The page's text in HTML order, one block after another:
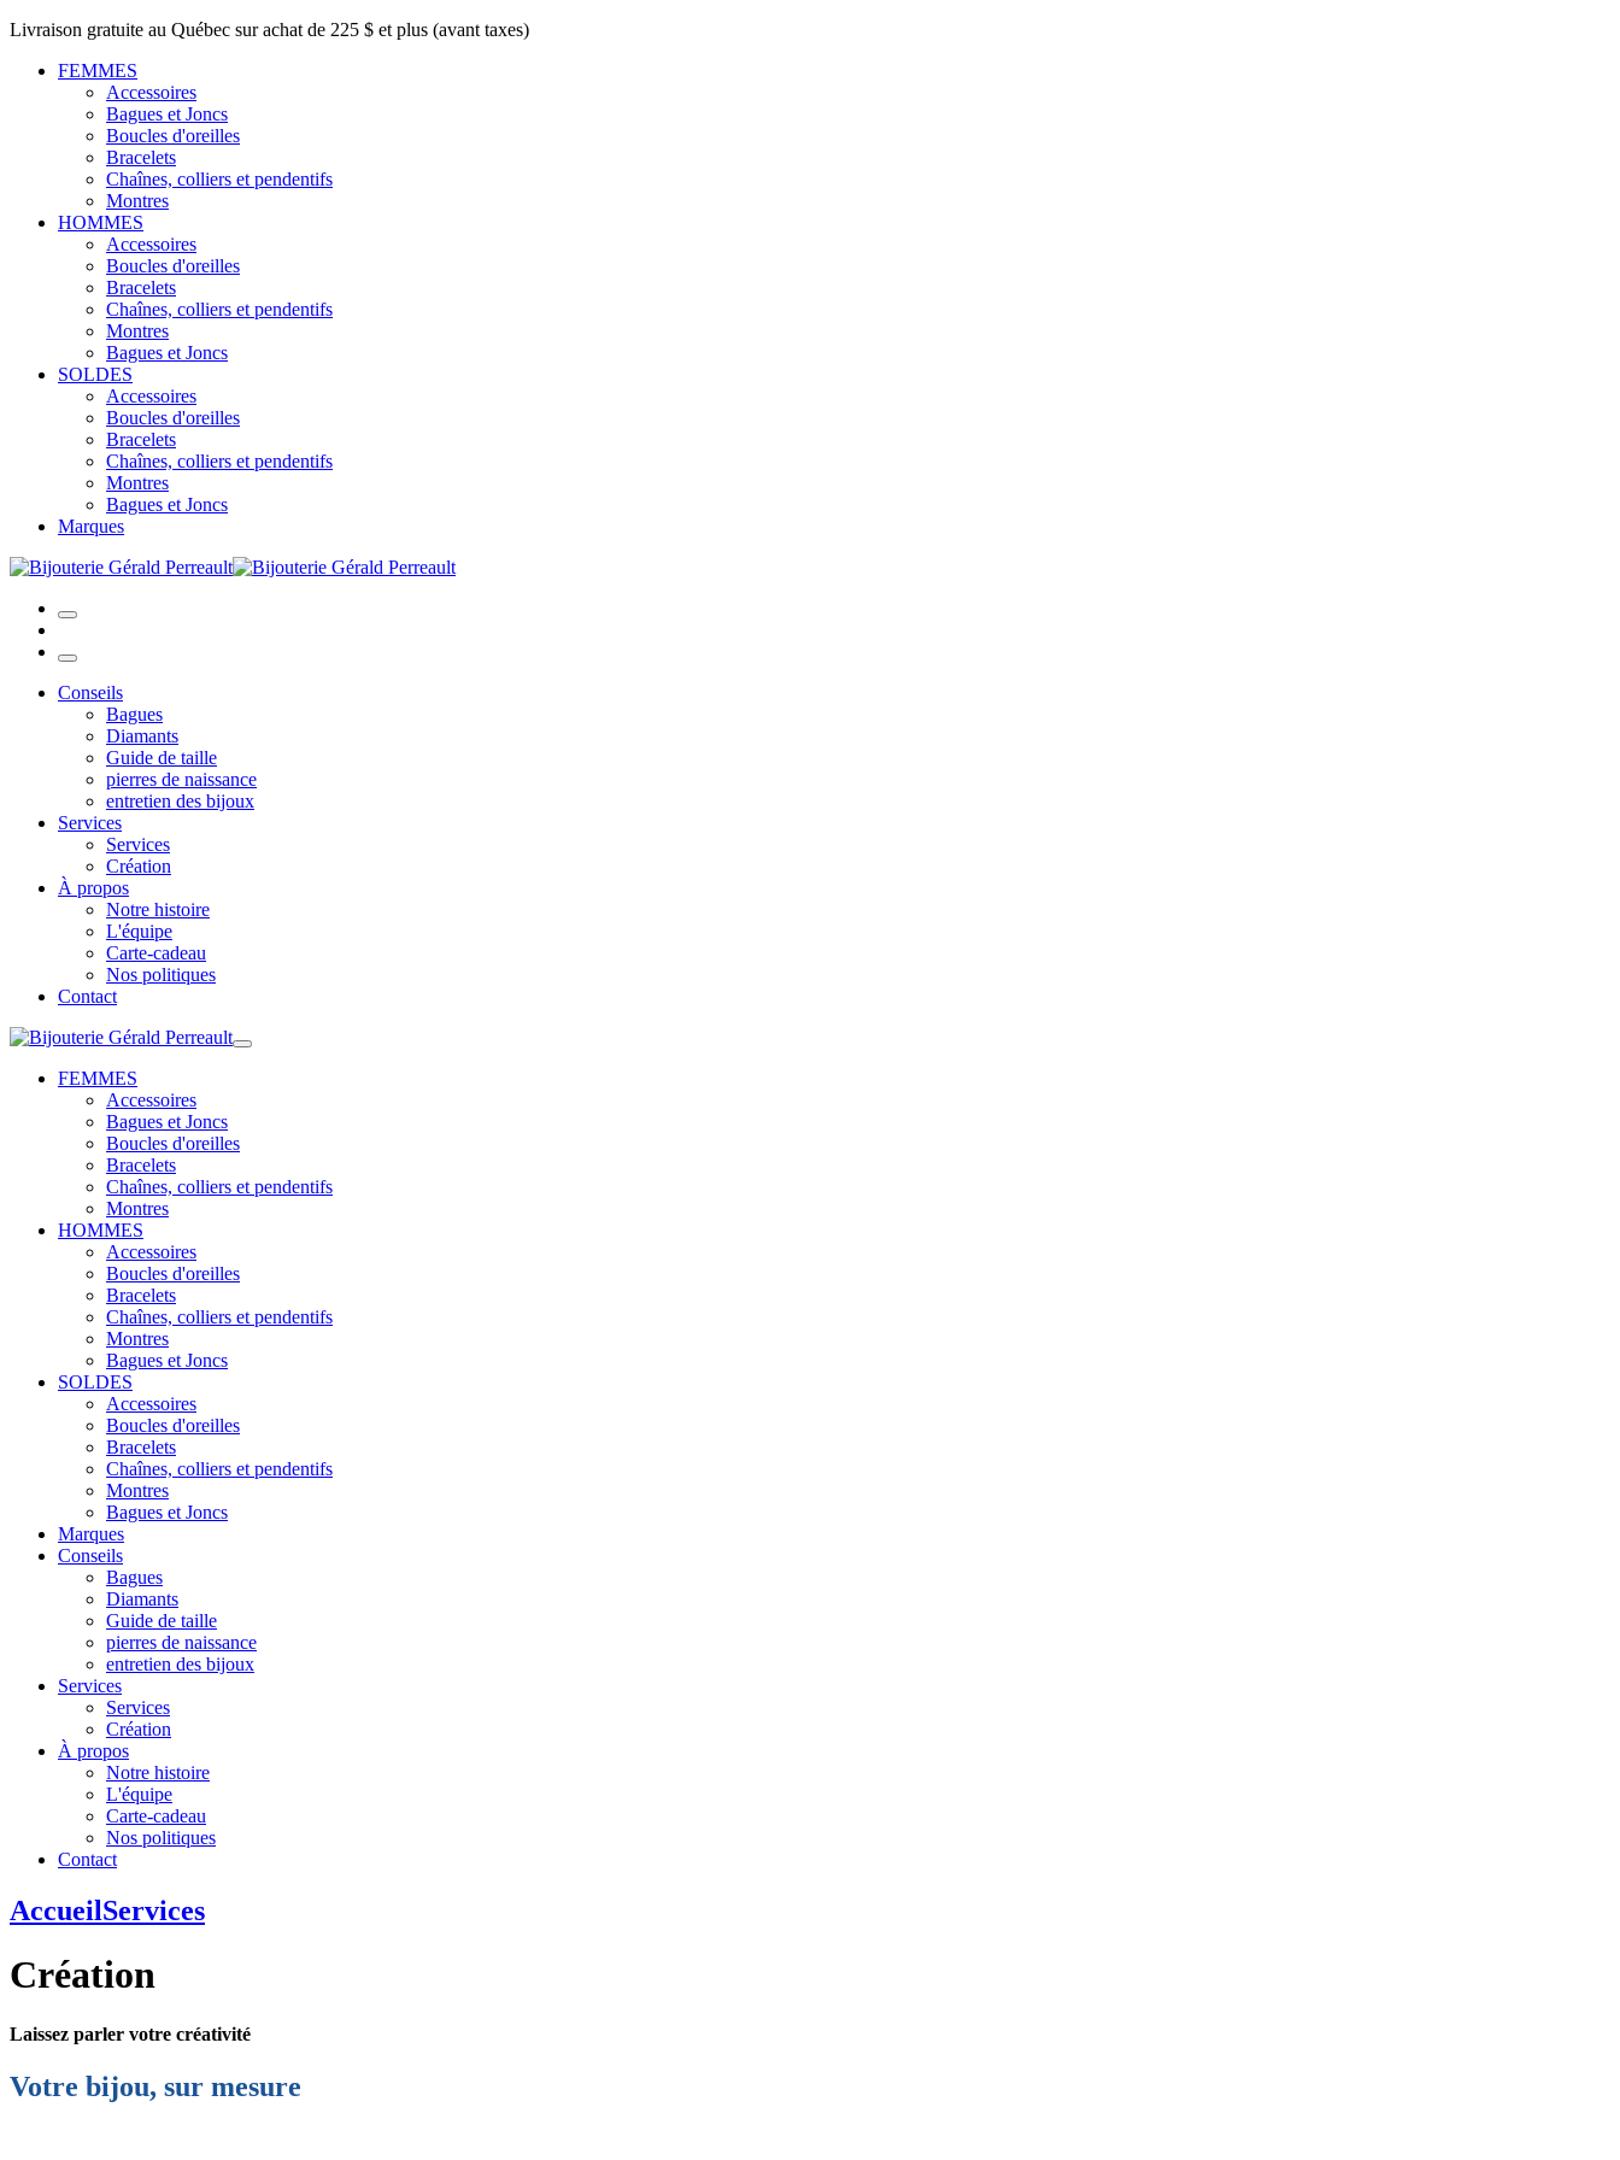
Livraison gratuite au Québec sur achat de 225 $ et plus (avant taxes)
FEMMES
Accessoires
Bagues et Joncs
Boucles d'oreilles
Bracelets
Chaînes, colliers et pendentifs
Montres
HOMMES
Accessoires
Boucles d'oreilles
Bracelets
Chaînes, colliers et pendentifs
Montres
Bagues et Joncs
SOLDES
Accessoires
Boucles d'oreilles
Bracelets
Chaînes, colliers et pendentifs
Montres
Bagues et Joncs
Marques
Conseils
Bagues
Diamants
Guide de taille
pierres de naissance
entretien des bijoux
Services
Services
Création
À propos
Notre histoire
L'équipe
Carte-cadeau
Nos politiques
Contact
FEMMES
Accessoires
Bagues et Joncs
Boucles d'oreilles
Bracelets
Chaînes, colliers et pendentifs
Montres
HOMMES
Accessoires
Boucles d'oreilles
Bracelets
Chaînes, colliers et pendentifs
Montres
Bagues et Joncs
SOLDES
Accessoires
Boucles d'oreilles
Bracelets
Chaînes, colliers et pendentifs
Montres
Bagues et Joncs
Marques
Conseils
Bagues
Diamants
Guide de taille
pierres de naissance
entretien des bijoux
Services
Services
Création
À propos
Notre histoire
L'équipe
Carte-cadeau
Nos politiques
Contact
AccueilServices
Création
Laissez parler votre créativité
Votre bijou, sur mesure